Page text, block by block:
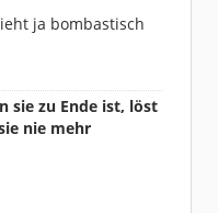
ja bombastisch
sie zu Ende ist, löst
nie mehr